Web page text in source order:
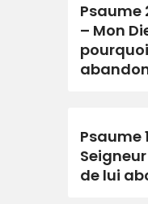
Psaume
– Mon
Psaume
de lui